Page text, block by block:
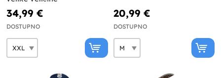
34,99 €
DOSTUPNO
20,99 €
DOSTUPNO